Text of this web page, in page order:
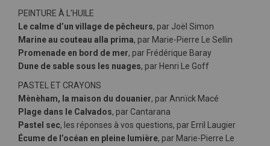
PEINTURE À L'HUILE
Le calme d’un village de pêcheurs, par Joël Simon
Marine au couteau alla prima, par Marie-Pierre Le Sellin
Promenade en bord de mer, par Frédérique Baray
Dune de sable sous les nuages, par Henri Le Goff
PASTEL ET CRAYONS
Mènèham, la maison du douanier, par Annïck Macé
Plage dans le Calvados, par Cantarana
Pastel sec, les réponses à vos questions, par Erril Laugier
Écume de l’océan en pleine lumière, par Marie-Pierre Le